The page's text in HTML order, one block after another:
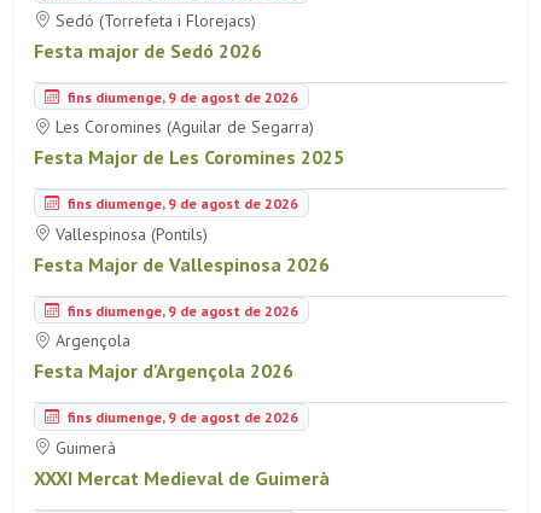
Sedó (Torrefeta i Florejacs)
Festa major de Sedó 2026
fins diumenge, 9 de agost de 2026
Les Coromines (Aguilar de Segarra)
Festa Major de Les Coromines 2025
fins diumenge, 9 de agost de 2026
Vallespinosa (Pontils)
Festa Major de Vallespinosa 2026
fins diumenge, 9 de agost de 2026
Argençola
Festa Major d'Argençola 2026
fins diumenge, 9 de agost de 2026
Guimerà
XXXI Mercat Medieval de Guimerà